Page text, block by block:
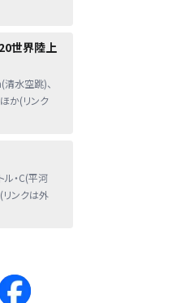
世界陸上
水空跳)、
か(リンク
ル・C(平河
リンクは外